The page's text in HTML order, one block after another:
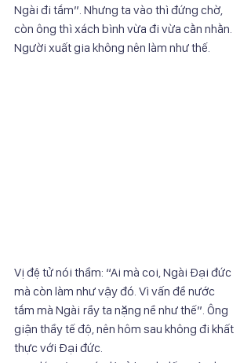
Ngài đi tắm”. Nhưng ta vào thì đứng chờ,
còn ông thì xách bình vừa đi vừa cằn nhằn.
Người xuất gia không nên làm như thế.
Vị đệ tử nói thầm: “Ai mà coi, Ngài Đại đức
mà còn làm như vậy đó. Vì vấn đề nước
tắm mà Ngài rầy ta nặng nề như thế”. Ông
giận thầy tế độ, nên hôm sau không đi khất
thực với Đại đức.